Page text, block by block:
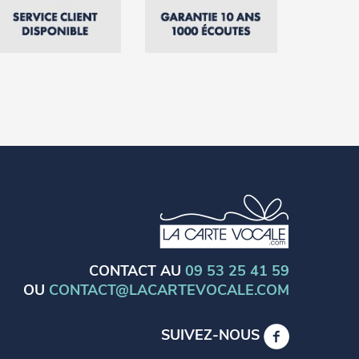
CONTACT AU 09 53 25 41 59
OU CONTACT@LACARTEVOCALE.COM
SUIVEZ-NOUS